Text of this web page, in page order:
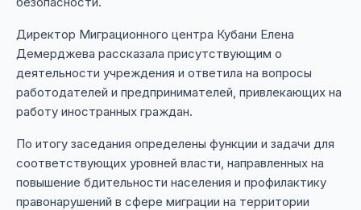
Директор Миграционного центра Кубани Елена
Демерджева рассказала присутствующим о
деятельности учреждения и ответила на вопросы
работодателей и предпринимателей, привлекающих на
работу иностранных граждан.
По итогу заседания определены функции и задачи для
соответствующих уровней власти, направленных на
повышение бдительности населения и профилактику
правонарушений в сфере миграции на территории